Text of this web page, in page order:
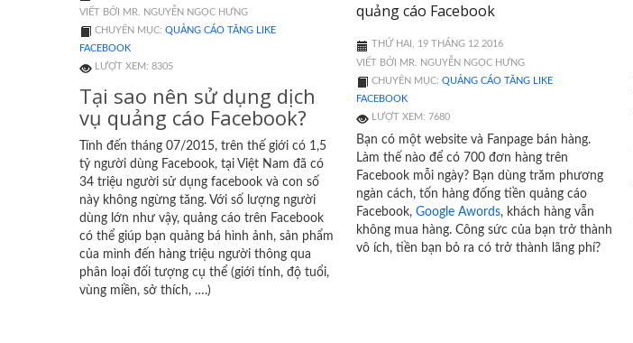
VIẾT BỞI MR. NGUYỄN NGỌC HƯNG
CHUYÊN MỤC: QUẢNG CÁO TĂNG LIKE
FACEBOOK
LƯỢT XEM: 8305
Tại sao nên sử dụng dịch
vụ quảng cáo Facebook?
Tính đến tháng 07/2015, trên thế giới có 1,5
tỷ người dùng Facebook, tại Việt Nam đã có
34 triệu người sử dụng facebook và con số
này không ngừng tăng. Với số lượng người
dùng lớn như vậy, quảng cáo trên Facebook
có thể giúp bạn quảng bá hình ảnh, sản phẩm
của mình đến hàng triệu người thông qua
phân loại đối tượng cụ thể (giới tính, độ tuổi,
vùng miền, sở thích, ….)
quảng cáo Facebook
THỨ HAI, 19 THÁNG 12 2016
VIẾT BỞI MR. NGUYỄN NGỌC HƯNG
CHUYÊN MỤC:QUẢNG CÁO TĂNG LIKE
FACEBOOK
LƯỢT XEM: 7680
Bạn có một website và Fanpage bán hàng.
Làm thế nào để có 700 đơn hàng trên
Facebook mỗi ngày? Bạn dùng trăm phương
ngàn cách, tốn hàng đống tiền quảng cáo
Facebook,Google Awords, khách hàng vẫn
không mua hàng. Công sức của bạn trở thành
vô ích, tiền bạn bỏ ra có trở thành lãng phí?